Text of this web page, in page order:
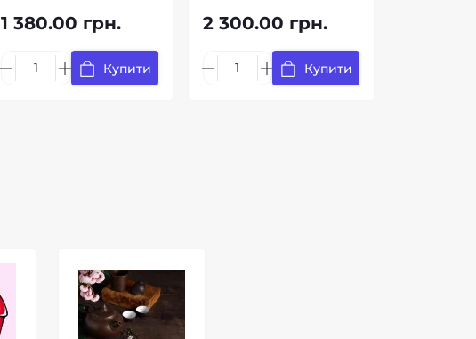
1 380.00 грн.
Купити
2 300.00 грн.
Купити